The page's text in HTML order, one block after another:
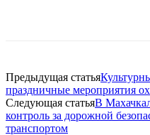
Предыдущая статья
праздничные мероприятия
Следующая статьяВ
контроль за дорожной
транспортом